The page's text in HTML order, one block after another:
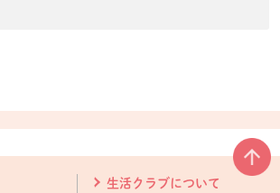
生活クラブについて